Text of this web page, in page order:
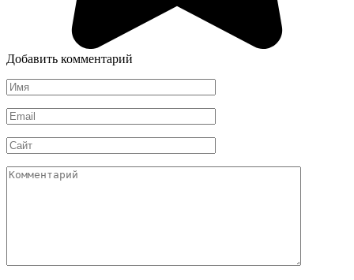
Добавить комментарий
Имя
*
Email
*
Сайт
Комментарий